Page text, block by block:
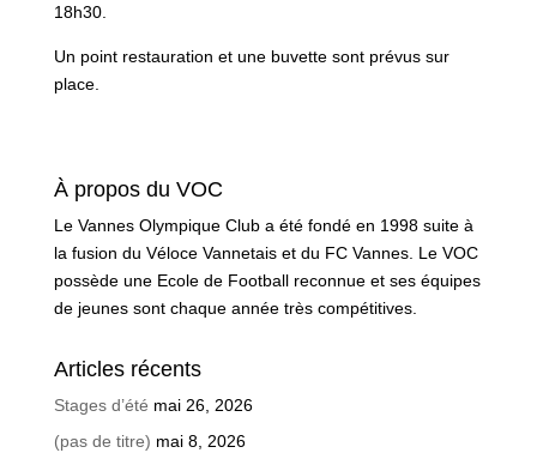
18h30.
Un point restauration et une buvette sont prévus sur
place.
À propos du VOC
Le Vannes Olympique Club a été fondé en 1998 suite à
la fusion du Véloce Vannetais et du FC Vannes. Le VOC
possède une Ecole de Football reconnue et ses équipes
de jeunes sont chaque année très compétitives.
Articles récents
Stages d’été mai 26, 2026
(pas de titre) mai 8, 2026